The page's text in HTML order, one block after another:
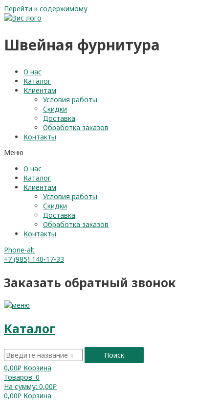
Перейти к содержимому
Швейная фурнитура
О нас
Каталог
Клиентам
Условия работы
Скидки
Доставка
Обработка заказов
Контакты
Меню
О нас
Каталог
Клиентам
Условия работы
Скидки
Доставка
Обработка заказов
Контакты
Phone-alt
+7 (985) 140-17-33
Заказать обратный звонок
Каталог
Поиск
0,00₽ Корзина
Товаров: 0
На сумму: 0,00₽
0,00₽ Корзина